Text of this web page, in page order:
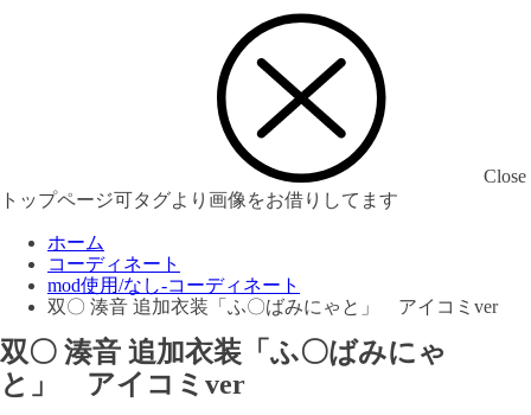
Close
トップページ可タグより画像をお借りしてます
ホーム
コーディネート
mod使用/なし-コーディネート
双〇 湊音 追加衣装「ふ〇ばみにゃと」 アイコミver
双〇 湊音 追加衣装「ふ〇ばみにゃ
と」 アイコミver